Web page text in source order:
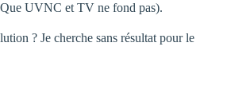
UVNC et TV ne fond pas).
? Je cherche sans résultat pour le